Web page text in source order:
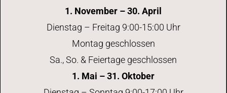
1. November – 30. April
Dienstag – Freitag 9:00-15:00 Uhr
Montag geschlossen
Sa., So. & Feiertage geschlossen
1. Mai – 31. Oktober